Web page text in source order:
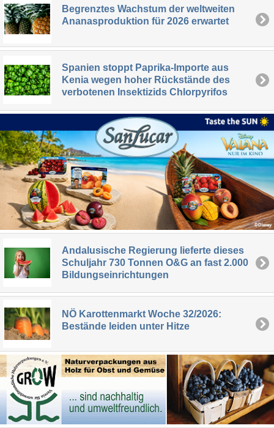
Begrenztes Wachstum der weltweiten
Ananasproduktion für 2026 erwartet
Spanien stoppt Paprika-Importe aus
Kenia wegen hoher Rückstände des
verbotenen Insektizids Chlorpyrifos
Andalusische Regierung lieferte dieses
Schuljahr 730 Tonnen O&G an fast 2.000
Bildungseinrichtungen
NÖ Karottenmarkt Woche 32/2026:
Bestände leiden unter Hitze